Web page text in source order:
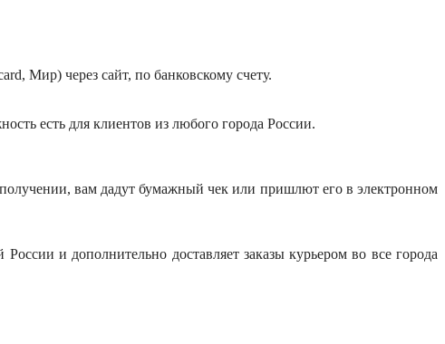
Мир) через сайт, по банковскому счету.
есть для клиентов из любого города России.
вам дадут бумажный чек или пришлют его в электронном
и дополнительно доставляет заказы курьером во все города